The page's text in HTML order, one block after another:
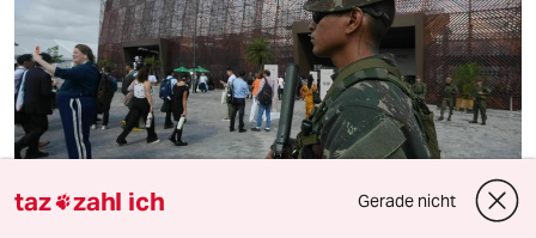
taz zahl ich Gerade nicht